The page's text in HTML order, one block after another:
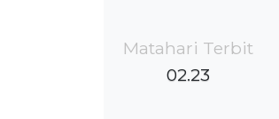
Matahari Terbit
02.23